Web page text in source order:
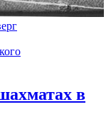
в